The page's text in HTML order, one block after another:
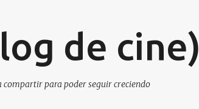
de cine)
compartir para poder seguir creciendo